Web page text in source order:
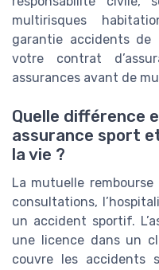
multirisques
garantie accidents
votre contrat
assurances avant de
Quelle différence
assurance sport
la vie ?
La mutuelle
consultations,
un accident sportif.
une licence dans un
couvre les accidents